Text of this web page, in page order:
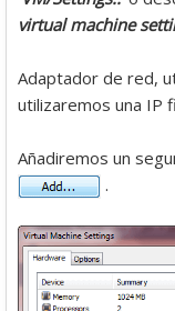
virtual machine
Adaptador de red,
utilizaremos una IP
Añadiremos un
.